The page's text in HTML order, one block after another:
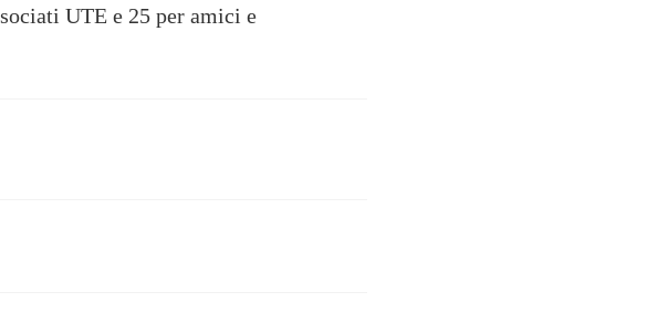
UTE e 25 per amici e